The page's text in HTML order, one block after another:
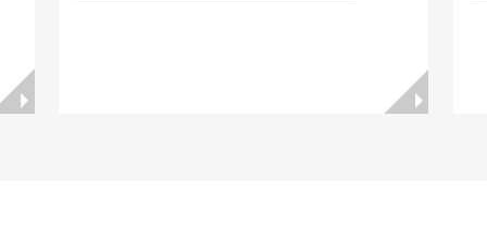
◥ ◥